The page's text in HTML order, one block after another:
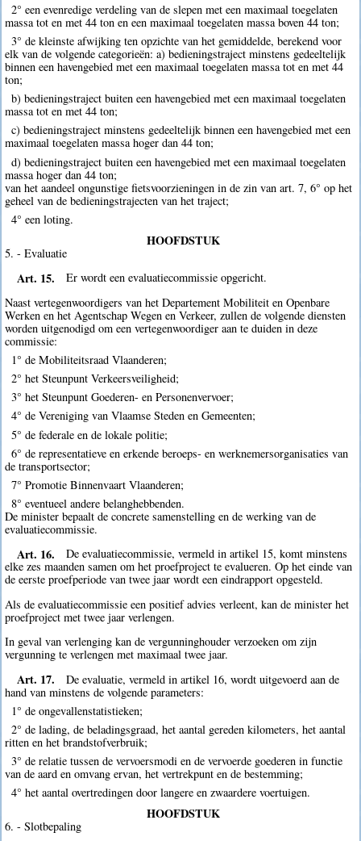
2° een evenredige verdeling van de slepen met een maximaal toegelaten
massa tot en met 44 ton en een maximaal toegelaten massa boven 44 ton;
3° de kleinste afwijking ten opzichte van het gemiddelde, berekend voor
elk van de volgende categorieën: a) bedieningstraject minstens gedeeltelijk
binnen een havengebied met een maximaal toegelaten massa tot en met 44
ton;
b) bedieningstraject buiten een havengebied met een maximaal toegelaten
massa tot en met 44 ton;
c) bedieningstraject minstens gedeeltelijk binnen een havengebied met een
maximaal toegelaten massa hoger dan 44 ton;
d) bedieningstraject buiten een havengebied met een maximaal toegelaten
massa hoger dan 44 ton;
van het aandeel ongunstige fietsvoorzieningen in de zin van art. 7, 6° op het
geheel van de bedieningstrajecten van het traject;
4° een loting.
HOOFDSTUK
5. - Evaluatie
Art. 15.
Er wordt een evaluatiecommissie opgericht.
Naast vertegenwoordigers van het Departement Mobiliteit en Openbare
Werken en het Agentschap Wegen en Verkeer, zullen de volgende diensten
worden uitgenodigd om een vertegenwoordiger aan te duiden in deze
commissie:
1° de Mobiliteitsraad Vlaanderen;
2° het Steunpunt Verkeersveiligheid;
3° het Steunpunt Goederen- en Personenvervoer;
4° de Vereniging van Vlaamse Steden en Gemeenten;
5° de federale en de lokale politie;
6° de representatieve en erkende beroeps- en werknemersorganisaties van
de transportsector;
7° Promotie Binnenvaart Vlaanderen;
8° eventueel andere belanghebbenden.
De minister bepaalt de concrete samenstelling en de werking van de
evaluatiecommissie.
Art. 16.
De evaluatiecommissie, vermeld in artikel 15, komt minstens
elke zes maanden samen om het proefproject te evalueren. Op het einde van
de eerste proefperiode van twee jaar wordt een eindrapport opgesteld.
Als de evaluatiecommissie een positief advies verleent, kan de minister het
proefproject met twee jaar verlengen.
In geval van verlenging kan de vergunninghouder verzoeken om zijn
vergunning te verlengen met maximaal twee jaar.
Art. 17.
De evaluatie, vermeld in artikel 16, wordt uitgevoerd aan de
hand van minstens de volgende parameters:
1° de ongevallenstatistieken;
2° de lading, de beladingsgraad, het aantal gereden kilometers, het aantal
ritten en het brandstofverbruik;
3° de relatie tussen de vervoersmodi en de vervoerde goederen in functie
van de aard en omvang ervan, het vertrekpunt en de bestemming;
4° het aantal overtredingen door langere en zwaardere voertuigen.
HOOFDSTUK
6. - Slotbepaling